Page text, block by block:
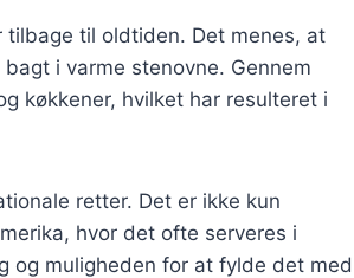
til oldtiden. Det menes, at
i varme stenovne. Gennem
køkkener, hvilket har resulteret i
retter. Det er ikke kun
hvor det ofte serveres i
og muligheden for at fylde det med